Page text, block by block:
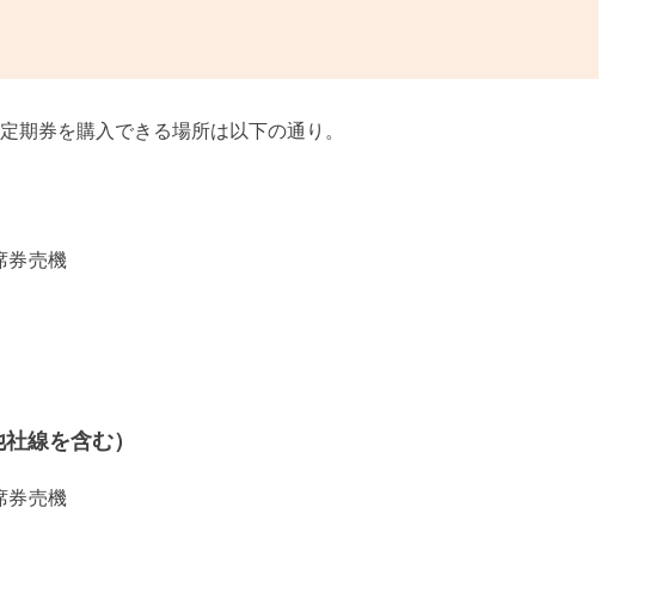
期券を購入できる場所は以下の通り。
券売機
線を含む）
券売機